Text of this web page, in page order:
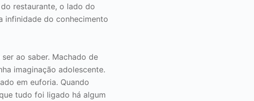
restaurante, o lado do
infinidade do conhecimento
ao saber. Machado de
imaginação adolescente.
em euforia. Quando
tudo foi ligado há algum